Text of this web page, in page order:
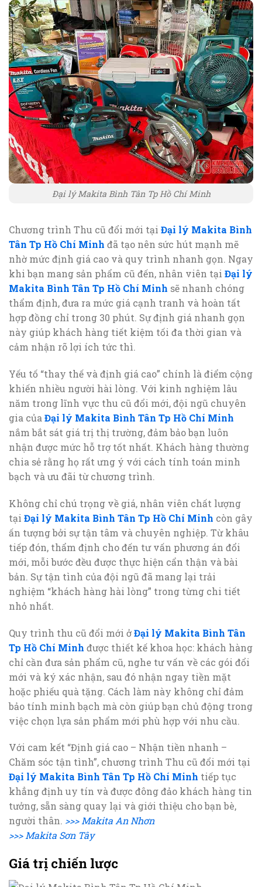
Đại lý Makita Bình Tân Tp Hồ Chí Minh
Chương trình Thu cũ đổi mới tại Đại lý Makita Bình
Tân Tp Hồ Chí Minh đã tạo nên sức hút mạnh mẽ
nhờ mức định giá cao và quy trình nhanh gọn. Ngay
khi bạn mang sản phẩm cũ đến, nhân viên tại Đại lý
Makita Bình Tân Tp Hồ Chí Minh sẽ nhanh chóng
thẩm định, đưa ra mức giá cạnh tranh và hoàn tất
hợp đồng chỉ trong 30 phút. Sự định giá nhanh gọn
này giúp khách hàng tiết kiệm tối đa thời gian và
cảm nhận rõ lợi ích tức thì.
Yếu tố “thay thế và định giá cao” chính là điểm cộng
khiến nhiều người hài lòng. Với kinh nghiệm lâu
năm trong lĩnh vực thu cũ đổi mới, đội ngũ chuyên
gia của Đại lý Makita Bình Tân Tp Hồ Chí Minh
nắm bắt sát giá trị thị trường, đảm bảo bạn luôn
nhận được mức hỗ trợ tốt nhất. Khách hàng thường
chia sẻ rằng họ rất ưng ý với cách tính toán minh
bạch và ưu đãi từ chương trình.
Không chỉ chú trọng về giá, nhân viên chất lượng
tại Đại lý Makita Bình Tân Tp Hồ Chí Minh còn gây
ấn tượng bởi sự tận tâm và chuyên nghiệp. Từ khâu
tiếp đón, thẩm định cho đến tư vấn phương án đổi
mới, mỗi bước đều được thực hiện cẩn thận và bài
bản. Sự tận tình của đội ngũ đã mang lại trải
nghiệm “khách hàng hài lòng” trong từng chi tiết
nhỏ nhất.
Quy trình thu cũ đổi mới ởĐại lý Makita Bình Tân
Tp Hồ Chí Minh được thiết kế khoa học: khách hàng
chỉ cần đưa sản phẩm cũ, nghe tư vấn về các gói đổi
mới và ký xác nhận, sau đó nhận ngay tiền mặt
hoặc phiếu quà tặng. Cách làm này không chỉ đảm
bảo tính minh bạch mà còn giúp bạn chủ động trong
việc chọn lựa sản phẩm mới phù hợp với nhu cầu.
Với cam kết “Định giá cao – Nhận tiền nhanh –
Chăm sóc tận tình”, chương trình Thu cũ đổi mới tại
Đại lý Makita Bình Tân Tp Hồ Chí Minh tiếp tục
khẳng định uy tín và được đông đảo khách hàng tin
tưởng, sẵn sàng quay lại và giới thiệu cho bạn bè,
người thân. >>> Makita An Nhơn
>>> Makita Sơn Tây
Giá trị chiến lược